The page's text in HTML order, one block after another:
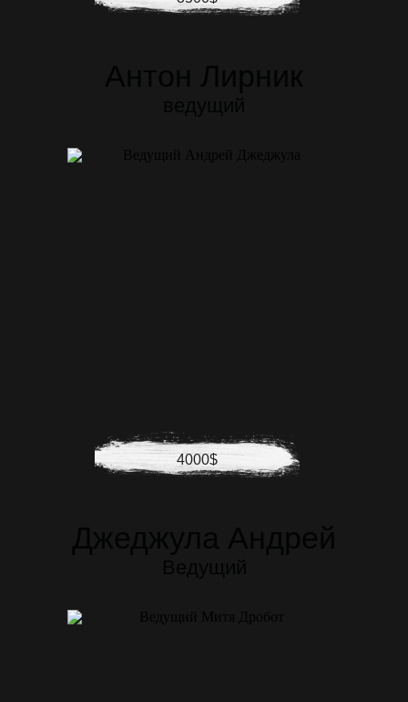
4000$